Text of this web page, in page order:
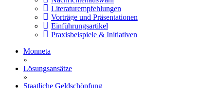
Literaturempfehlungen
Vorträge und Präsentationen
Einführungsartikel
Praxisbeispiele & Initiativen
Monneta
»
Lösungsansätze
»
Staatliche Geldschöpfung